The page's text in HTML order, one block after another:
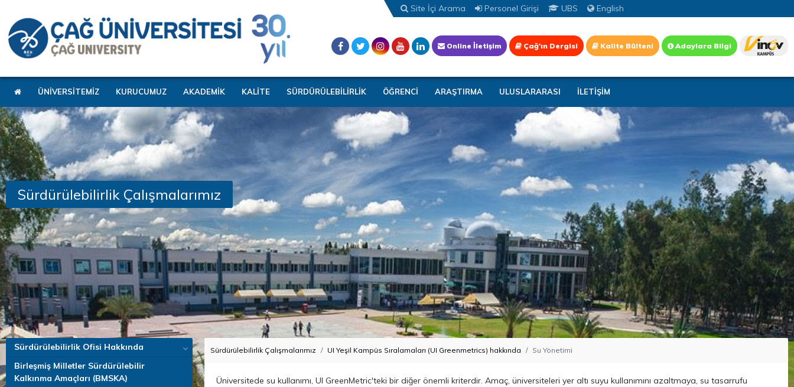
Site İçi Arama Personel Girişi UBS English
Online İletişim Çağ'ın Dergisi Kalite Bülteni Adaylara Bilgi
ÜNİVERSİTEMİZ KURUCUMUZ AKADEMİK KALİTE SÜRDÜRÜLEBİLİRLİK ÖĞRENCİ ARAŞTIRMA ULUSLARARASI İLETİŞİM
Sürdürülebilirlik Çalışmalarımız
Sürdürülebilirlik Ofisi Hakkında
Birleşmiş Milletler Sürdürülebilir
Kalkınma Amaçları (BMSKA)
Sürdürülebilirlik Çalışmalarımız UI Yeşil Kampüs Sıralamaları (UI Greenmetrics) hakkında Su Yönetimi
Üniversitede su kullanımı, UI GreenMetric'teki bir diğer önemli kriterdir. Amaç, üniversiteleri yer altı suyu kullanımını azaltmaya, su tasarrufu